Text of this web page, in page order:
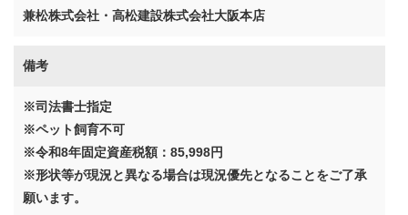
兼松株式会社・高松建設株式会社大阪本店
備考
※司法書士指定
※ペット飼育不可
※令和8年固定資産税額：85,998円
※形状等が現況と異なる場合は現況優先となることをご了承
願います。